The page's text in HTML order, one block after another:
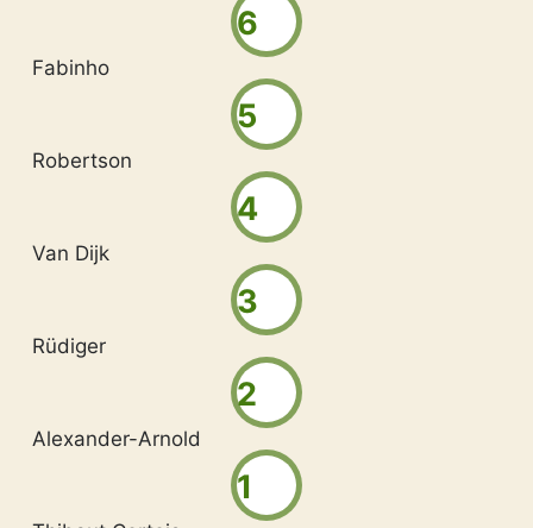
6
Fabinho
5
Robertson
4
Van Dijk
3
Rüdiger
2
Alexander-Arnold
1